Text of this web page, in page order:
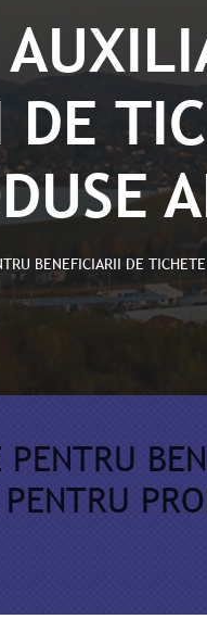
DE
BENEFICIARII DE